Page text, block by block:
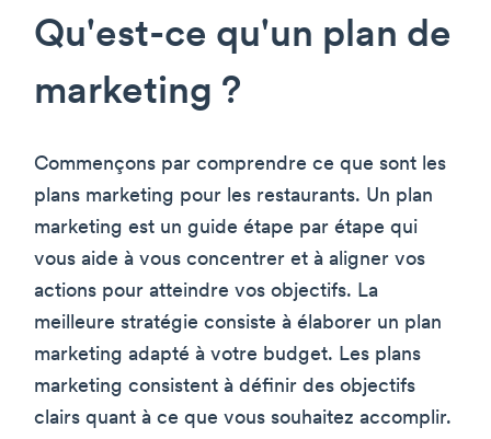
Qu'est-ce qu'un plan de
marketing ?
Commençons par comprendre ce que sont les
plans marketing pour les restaurants. Un plan
marketing est un guide étape par étape qui
vous aide à vous concentrer et à aligner vos
actions pour atteindre vos objectifs. La
meilleure stratégie consiste à élaborer un plan
marketing adapté à votre budget. Les plans
marketing consistent à définir des objectifs
clairs quant à ce que vous souhaitez accomplir.